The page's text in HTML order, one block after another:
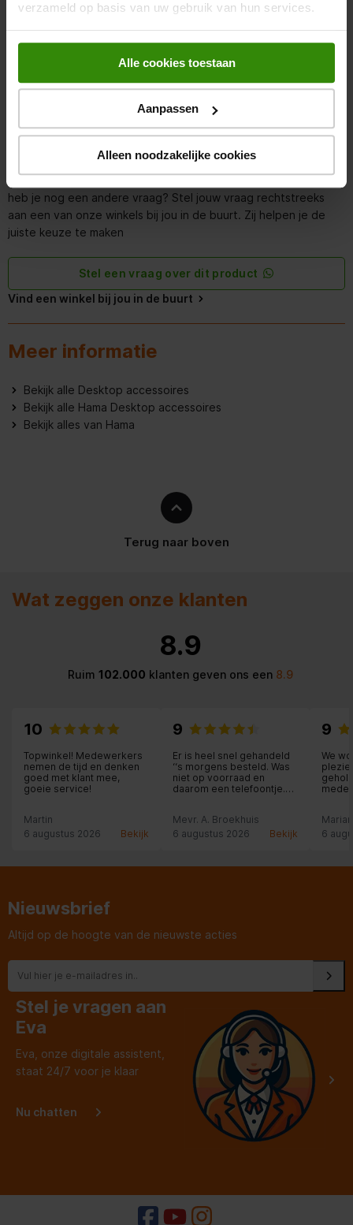
verzameld op basis van uw gebruik van hun services.
Alle cookies toestaan
Aanpassen
Alleen noodzakelijke cookies
Persoonlijk advies nodig?
heb je nog een andere vraag? Stel jouw vraag rechtstreeks
aan een van onze winkels bij jou in de buurt. Zij helpen je de
juiste keuze te maken
Stel een vraag over dit product
Vind een winkel bij jou in de buurt
Meer informatie
Bekijk alle Desktop accessoires
Bekijk alle Hama Desktop accessoires
Bekijk alles van Hama
Terug naar boven
Wat zeggen onze klanten
8.9
Ruim 102.000 klanten geven ons een8.9
10
Topwinkel! Medewerkers
nemen de tijd en denken
goed met klant mee,
goeie service!
Martin
6 augustus 2026
Bekijk
9
Er is heel snel gehandeld
‘‘s morgens besteld. Was
niet op voorraad en
daarom een telefoontje.
middag bezorgd. De
medewerker die de
van boven gehaald om
jongeman.
Mevr. A. Broekhuis
6 augustus 2026
Bekijk
9
We
6
Nieuwsbrief
Altijd op de hoogte van de nieuwste acties
Stel je vragen aan
Eva
Eva, onze digitale assistent,
staat 24/7 voor je klaar
Nu chatten